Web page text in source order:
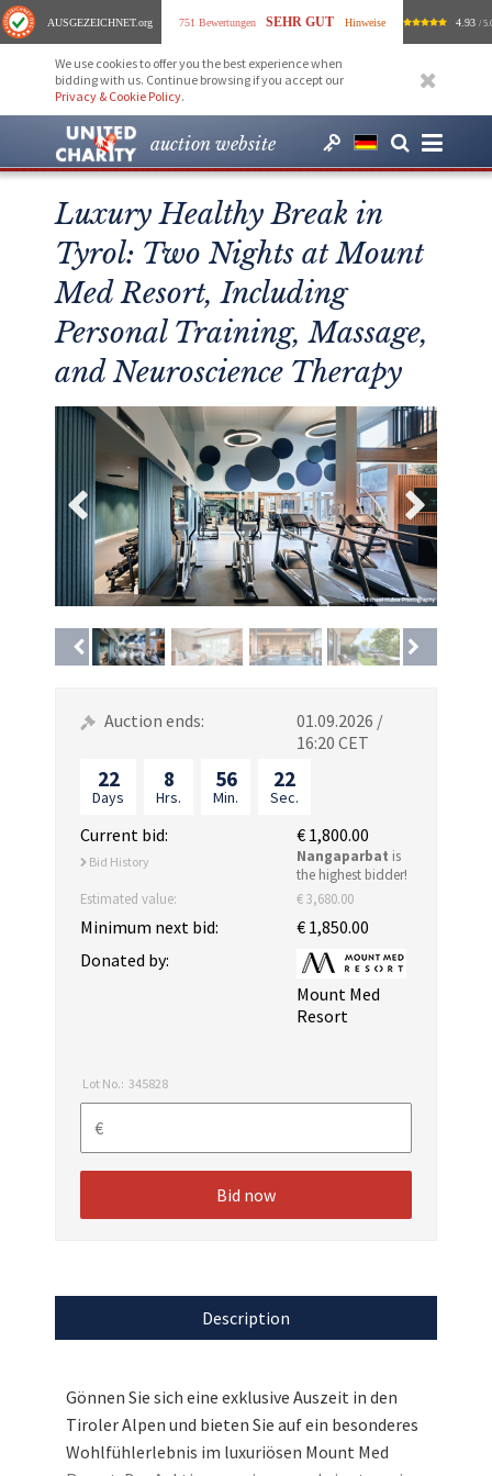
AUSGEZEICHNET.org 751 Bewertungen SEHR GUT Hinweise 4.93 /
We use cookies to offer you the best experience when
bidding with us. Continue browsing if you accept our
Privacy & Cookie Policy.
auction website
Luxury Healthy Break in
Tyrol: Two Nights at Mount
Med Resort, Including
Personal Training, Massage,
and Neuroscience Therapy
Auction ends:
01.09.2026 /
16:20 CET
22
Days
8
Hrs.
56
Min.
22
Sec.
Current bid: € 1,800.00
Bid History Nangaparbat is
the highest bidder!
Estimated value: € 3,680.00
Minimum next bid:
€ 1,850.00
Donated by:
Mount Med
Resort
Lot No.: 345828
Bid now
Description
Gönnen Sie sich eine exklusive Auszeit in den
Tiroler Alpen und bieten Sie auf ein besonderes
Wohlfühlerlebnis im luxuriösen Mount Med